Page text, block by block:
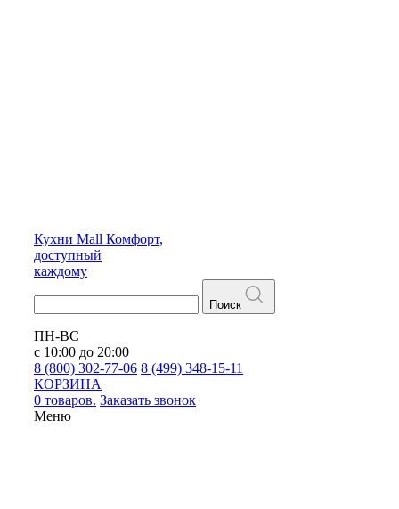
Кухни Mall Комфорт,
доступный
каждому
Поиск
ПН-ВС
с 10:00 до 20:00
8 (800) 302-77-06 8 (499) 348-15-11
КОРЗИНА
0 товаров. Заказать звонок
Меню